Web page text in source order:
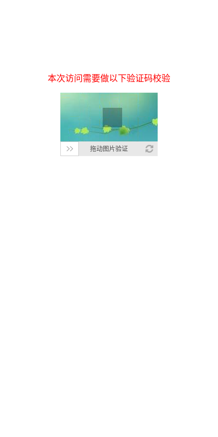
本次访问需要做以下验证码校验
拖动图片验证